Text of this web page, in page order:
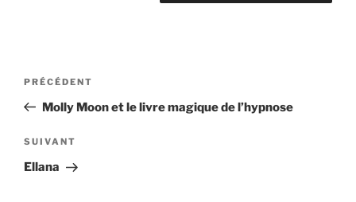
Navigation
l’article
Article
précédent
PRÉCÉDENT
Molly Moon et le livre magique de l’hypnose
Article
suivant
SUIVANT
Ellana